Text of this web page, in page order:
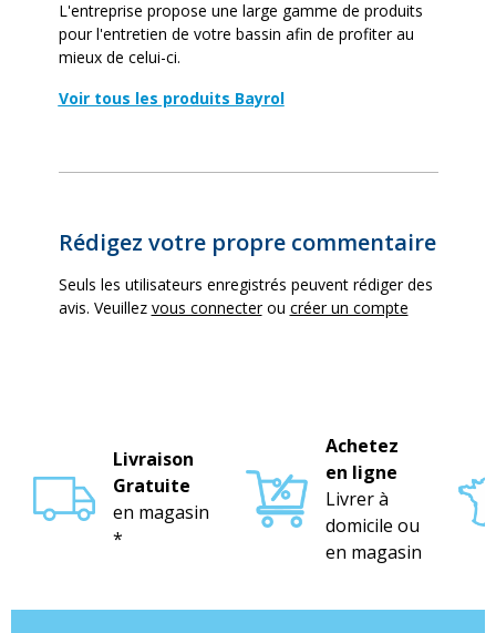
L'entreprise propose une large gamme de produits
pour l'entretien de votre bassin afin de profiter au
mieux de celui-ci.
Voir tous les produits Bayrol
Rédigez votre propre commentaire
Seuls les utilisateurs enregistrés peuvent rédiger des
avis. Veuillez vous connecterou créer un compte
Livraison
Gratuite
en magasin
*
Achetez
en ligne
Livrer à
domicile ou
en magasin